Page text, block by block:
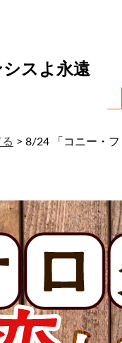
スよ永遠
> 8/24 「コニー・フ